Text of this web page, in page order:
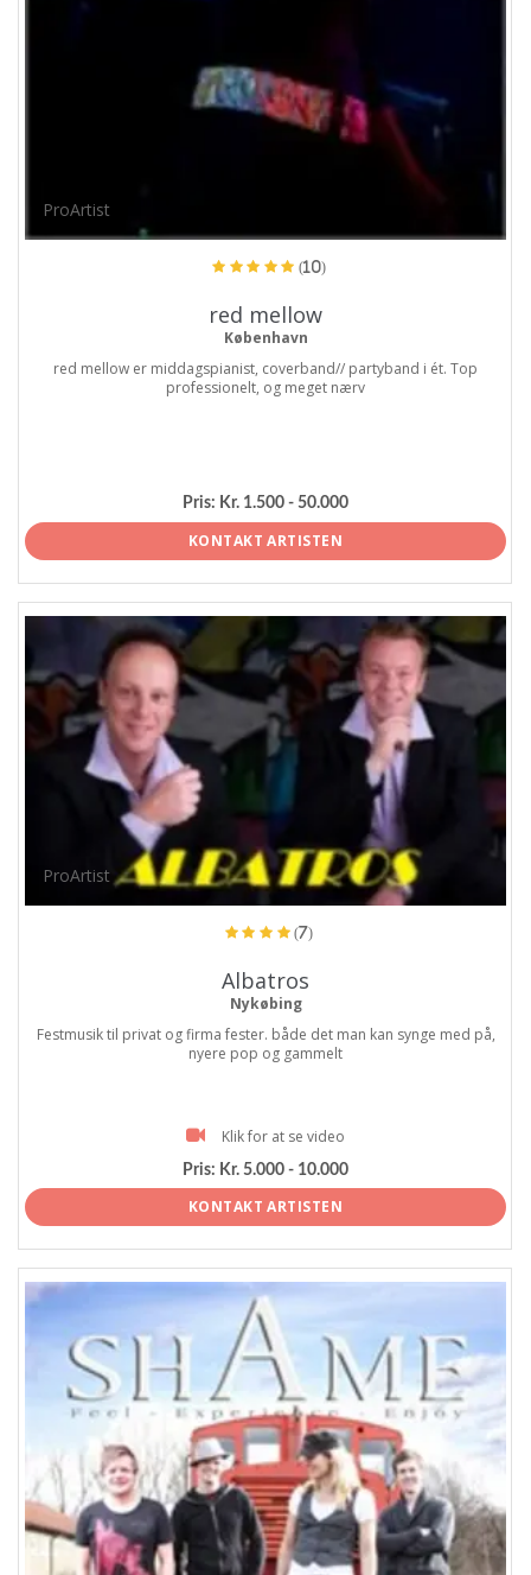
ProArtist
(10)
red mellow
København
red mellow er middagspianist, coverband// partyband i ét. Top
professionelt, og meget nærv
Pris: Kr. 1.500 - 50.000
KONTAKT ARTISTEN
ProArtist
(7)
Albatros
Nykøbing
Festmusik til privat og firma fester. både det man kan synge med på,
nyere pop og gammelt
Klik for at se video
Pris: Kr. 5.000 - 10.000
KONTAKT ARTISTEN